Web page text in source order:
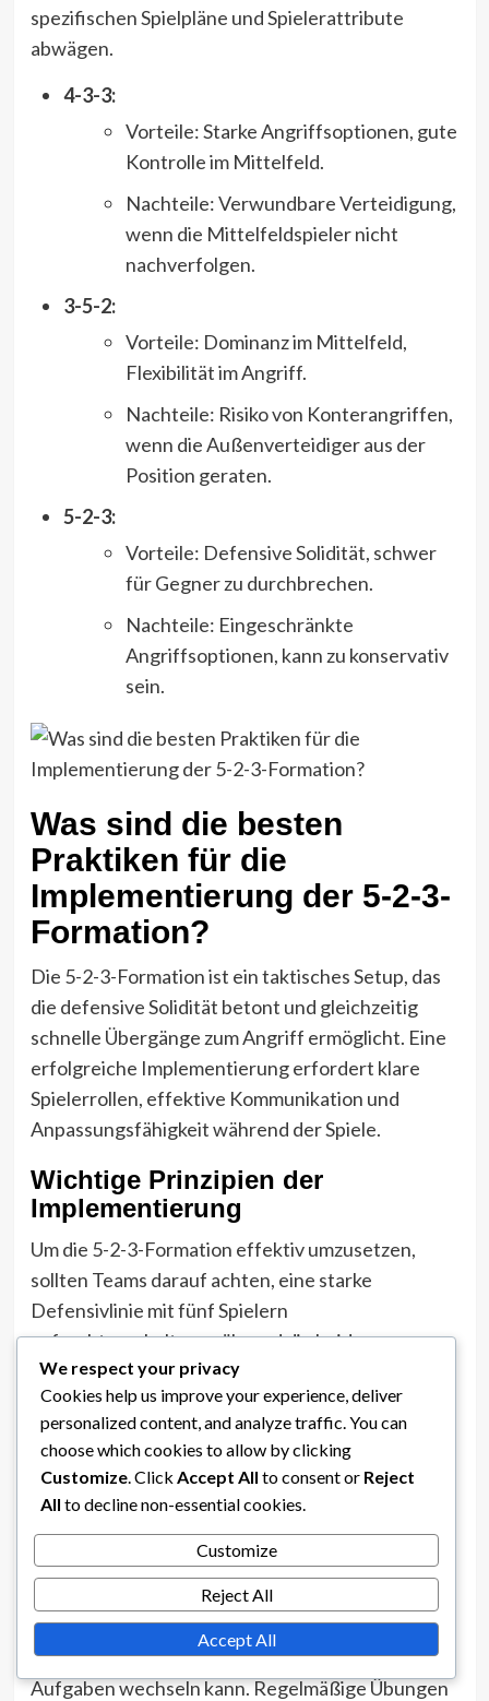
spezifischen Spielpläne und Spielerattribute
abwägen.
4-3-3:
Vorteile: Starke Angriffsoptionen, gute
Kontrolle im Mittelfeld.
Nachteile: Verwundbare Verteidigung,
wenn die Mittelfeldspieler nicht
nachverfolgen.
3-5-2:
Vorteile: Dominanz im Mittelfeld,
Flexibilität im Angriff.
Nachteile: Risiko von Konterangriffen,
wenn die Außenverteidiger aus der
Position geraten.
5-2-3:
Vorteile: Defensive Solidität, schwer
für Gegner zu durchbrechen.
Nachteile: Eingeschränkte
Angriffsoptionen, kann zu konservativ
sein.
Was sind die besten
Praktiken für die
Implementierung der 5-2-3-
Formation?
Die 5-2-3-Formation ist ein taktisches Setup, das
die defensive Solidität betont und gleichzeitig
schnelle Übergänge zum Angriff ermöglicht. Eine
erfolgreiche Implementierung erfordert klare
Spielerrollen, effektive Kommunikation und
Anpassungsfähigkeit während der Spiele.
Wichtige Prinzipien der
Implementierung
Um die 5-2-3-Formation effektiv umzusetzen,
sollten Teams darauf achten, eine starke
Defensivlinie mit fünf Spielern
aufrechtzuerhalten, während die beiden
Mittelfeldspieler sowohl die Verteidigung als auch
den Angriff unterstützen. Diese Struktur bietet
eine solide Basis, die es den drei Stürmern
ermöglicht, Räume auszunutzen und Torchancen
zu kreieren.
Trainer sollten die Bedeutung von Positionierung
und Abständen zwischen den Spielern betonen.
Jeder Spieler muss seine Rolle innerhalb der
Formation verstehen, um sicherzustellen, dass er
schnell zwischen defensiven und offensiven
Aufgaben wechseln kann. Regelmäßige Übungen
We respect your privacy
Cookies help us improve your experience, deliver
personalized content, and analyze traffic. You can
choose which cookies to allow by clicking
Customize . Click Accept All to consent or Reject
All to decline non-essential cookies.
Customize
Reject All
Accept All